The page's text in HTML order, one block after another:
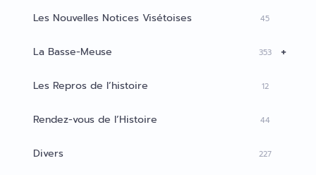
Les Nouvelles Notices Visétoises 45
+
La Basse-Meuse 353
Les Repros de l’histoire 12
Rendez-vous de l’Histoire 44
Divers 227